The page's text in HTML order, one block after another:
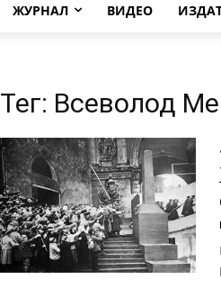
ЖУРНАЛ ВИДЕО
Тег: Всеволод